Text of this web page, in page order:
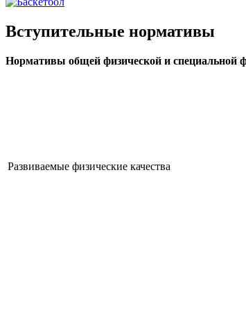
Вступительные нормативы
Нормативы общей физической и специальной
Развиваемые физические качества